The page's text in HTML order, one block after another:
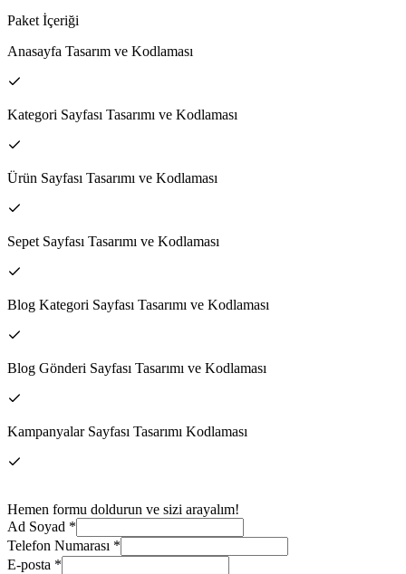
Paket İçeriği
Anasayfa Tasarım ve Kodlaması
Kategori Sayfası Tasarımı ve Kodlaması
Ürün Sayfası Tasarımı ve Kodlaması
Sepet Sayfası Tasarımı ve Kodlaması
Blog Kategori Sayfası Tasarımı ve Kodlaması
Blog Gönderi Sayfası Tasarımı ve Kodlaması
Kampanyalar Sayfası Tasarımı Kodlaması
Hemen formu doldurun ve sizi arayalım!
Ad Soyad *
Telefon Numarası *
E-posta *